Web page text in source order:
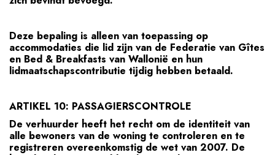
Deze bepaling is alleen van toepassing op
accommodaties die lid zijn van de Federatie van Gîtes
en Bed & Breakfasts van Wallonië en hun
lidmaatschapscontributie tijdig hebben betaald.
ARTIKEL 10: PASSAGIERSCONTROLE
De verhuurder heeft het recht om de identiteit van
alle bewoners van de woning te controleren en te
registreren overeenkomstig de wet van 2007. De